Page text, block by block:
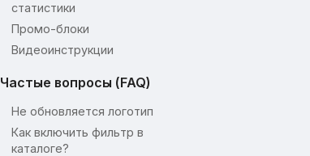
статистики
Промо-блоки
Видеоинструкции
Частые вопросы (FAQ)
Не обновляется логотип
Как включить фильтр в
каталоге?